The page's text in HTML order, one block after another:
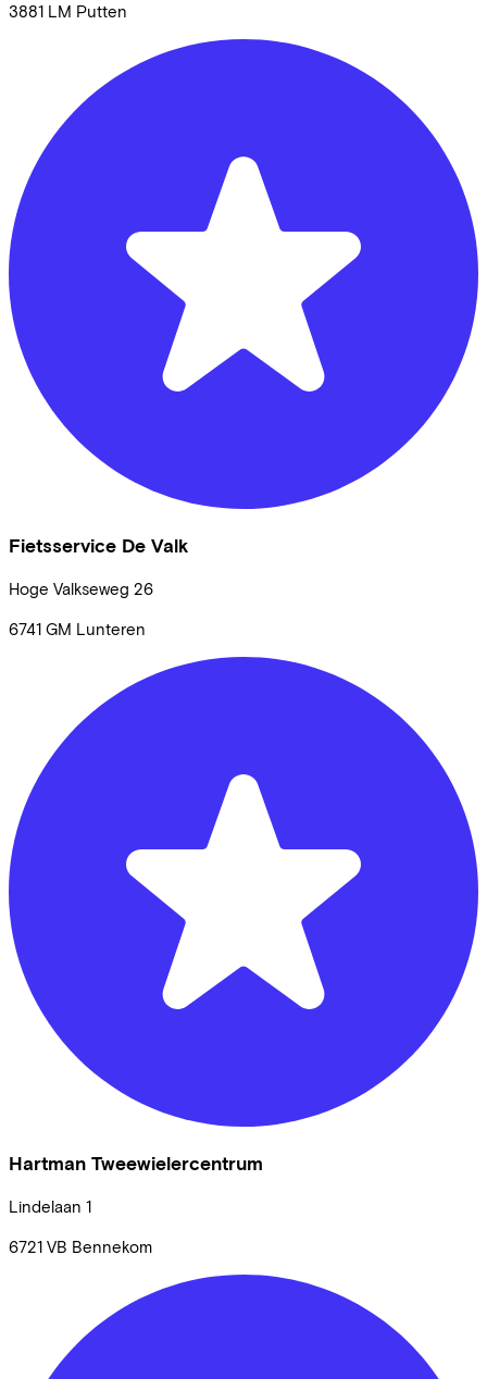
3881 LM Putten
Fietsservice De Valk
Hoge Valkseweg 26
6741 GM Lunteren
Hartman Tweewielercentrum
Lindelaan 1
6721 VB Bennekom